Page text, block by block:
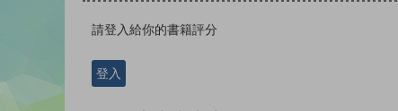
請登入給你的書籍評分
登入